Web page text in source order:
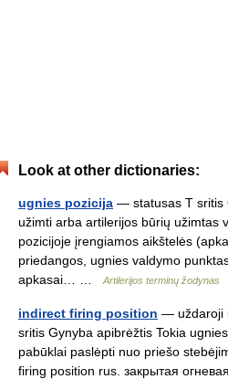
Look at other dictionaries:
ugnies pozicija — statusas T sritis
užimti arba artilerijos būrių užimtas
pozicijoje įrengiamos aikštelės
priedangos, ugnies valdymo
apkasai… …
Artilerijos terminų žodynas
indirect firing position — uždaroji
sritis Gynyba apibrėžtis Tokia
pabūklai paslėpti nuo priešo
firing position rus. закрытая